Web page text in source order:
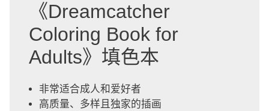
《Dreamcatcher
Coloring Book for
Adults》填色本
非常适合成人和爱好者
高质量、多样且独家的插画